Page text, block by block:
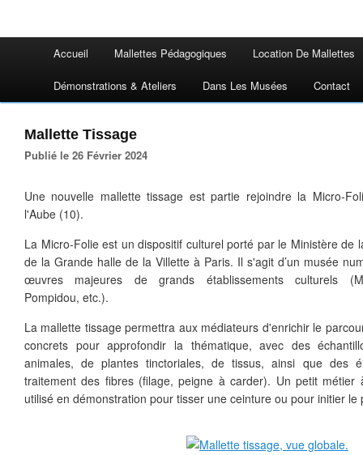
Accueil Mallettes Pédagogiques Location De Mallettes
Démonstrations & Ateliers Dans Les Musées Contact
Mallette Tissage
Publié le 26 Février 2024
Une nouvelle mallette tissage est partie rejoindre la Micro-
l'Aube (10).
La Micro-Folie est un dispositif culturel porté par le Ministère de
de la Grande halle de la Villette à Paris. Il s'agit d’un musée
œuvres majeures de grands établissements culturels
Pompidou, etc.).
La mallette tissage permettra aux médiateurs d'enrichir le
concrets pour approfondir la thématique, avec des
animales, de plantes tinctoriales, de tissus, ainsi que des
traitement des fibres (filage, peigne à carder). Un petit métier
utilisé en démonstration pour tisser une ceinture ou pour initier